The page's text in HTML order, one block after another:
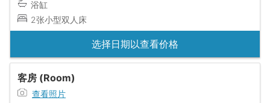
浴缸
2张小型双人床
选择日期以查看价格
客房 (Room)
查看照片